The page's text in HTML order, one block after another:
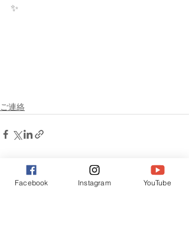
✨
ご連絡
最新記事 すべて表示
Facebook Instagram YouTube